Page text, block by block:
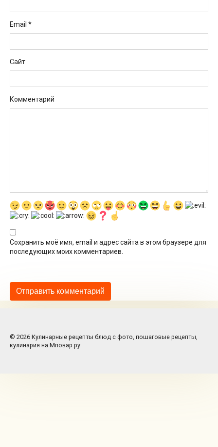
Email *
Сайт
Комментарий
Сохранить моё имя, email и адрес сайта в этом браузере для
последующих моих комментариев.
© 2026 Кулинарные рецепты блюд с фото, пошаговые рецепты,
кулинария на Мповар.ру